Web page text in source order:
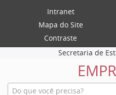
Intranet
Mapa do Site
Contraste
Secretaria de